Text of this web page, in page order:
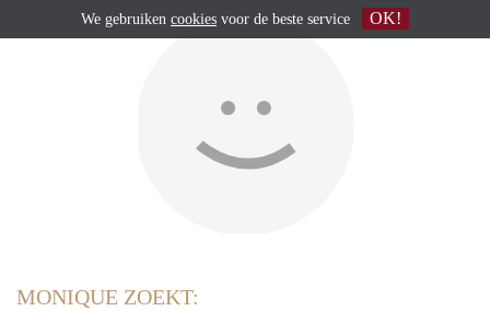
MONIQUE ZOEKT:
We gebruiken cookies voor de beste service OK!